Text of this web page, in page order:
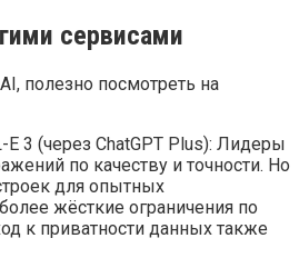
сервисами
полезно посмотреть на
E 3 (через ChatGPT Plus): Лидеры
по качеству и точности. Но
для опытных
жёсткие ограничения по
к приватности данных также